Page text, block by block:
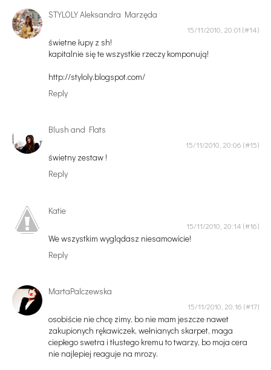
STYLOLY Aleksandra Marzęda
15/11/2010, 20:01
świetne łupy z sh!
kapitalnie się te wszystkie rzeczy komponują!
http://styloly.blogspot.com/
Reply
Blush and Flats
15/11/2010, 20:06
świetny zestaw !
Reply
Katie
15/11/2010, 20:14
We wszystkim wyglądasz niesamowicie!
Reply
MartaPalczewska
15/11/2010, 20:16
osobiście nie chcę zimy, bo nie mam jeszcze nawet
zakupionych rękawiczek, wełnianych skarpet, maga
ciepłego swetra i tłustego kremu to twarzy, bo moja cera
nie najlepiej reaguje na mrozy.